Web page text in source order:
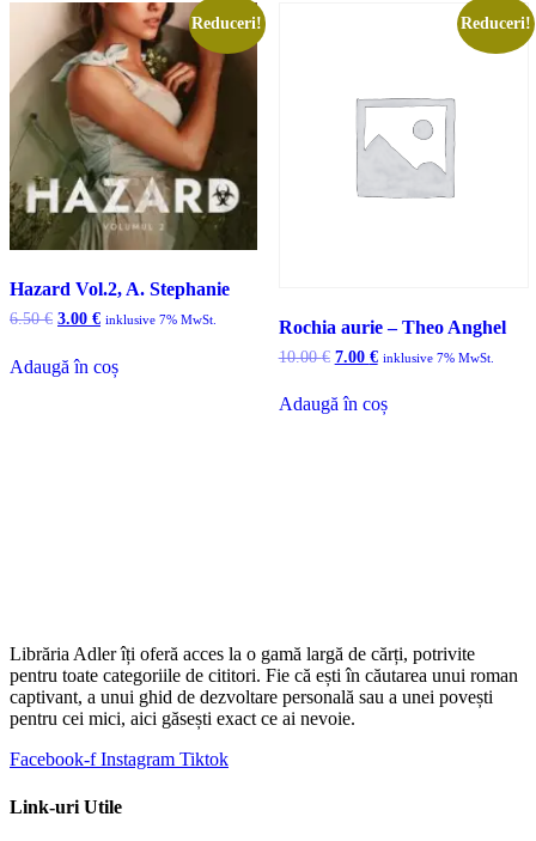
Reduceri!
Hazard Vol.2, A. Stephanie
6.50€ Prețul
a
fost:
3.00 €Prețul
3.00 €.
inklusive 7% MwSt.
Adaugă în coș
Reduceri!
Rochia aurie – Theo Anghel
10.00€ Prețul
a
fost:
7.00 €Prețul
7.00 €.
inklusive 7% MwSt.
Adaugă în coș
Librăria Adler îți oferă acces la o gamă largă de cărți, potrivite
pentru toate categoriile de cititori. Fie că ești în căutarea unui roman
captivant, a unui ghid de dezvoltare personală sau a unei povești
pentru cei mici, aici găsești exact ce ai nevoie.
Facebook-f Instagram Tiktok
Link-uri Utile